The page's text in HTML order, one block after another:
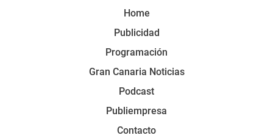
Home
Publicidad
Programación
Gran Canaria Noticias
Podcast
Publiempresa
Contacto